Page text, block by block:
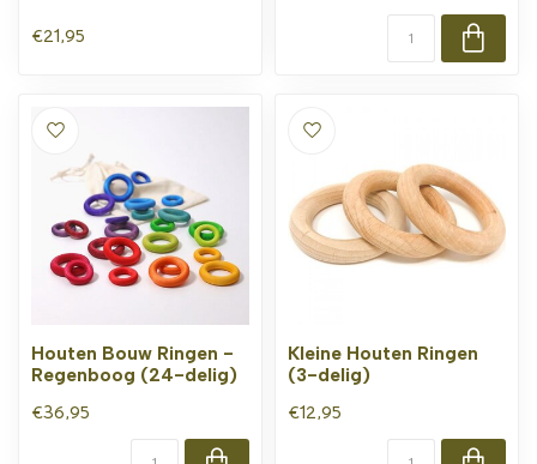
€21,95
Houten Bouw Ringen -
Regenboog (24-delig)
€36,95
Kleine Houten Ringen
(3-delig)
€12,95